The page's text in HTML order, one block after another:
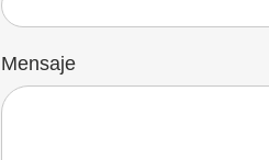
Mensaje